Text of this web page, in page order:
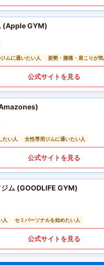
(Apple GYM)
ムに通いたい人
姿勢・腰痛・肩こりが
公式サイトを見る
たい人
女性専用ジムに通いたい人
公式サイトを見る
ム (GOODLIFE GYM)
人
セミパーソナルを始めたい人
公式サイトを見る